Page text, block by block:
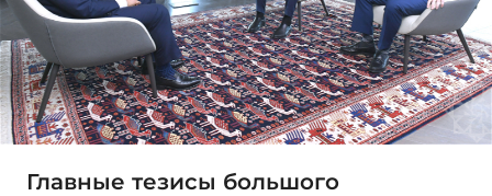
Главные тезисы большого